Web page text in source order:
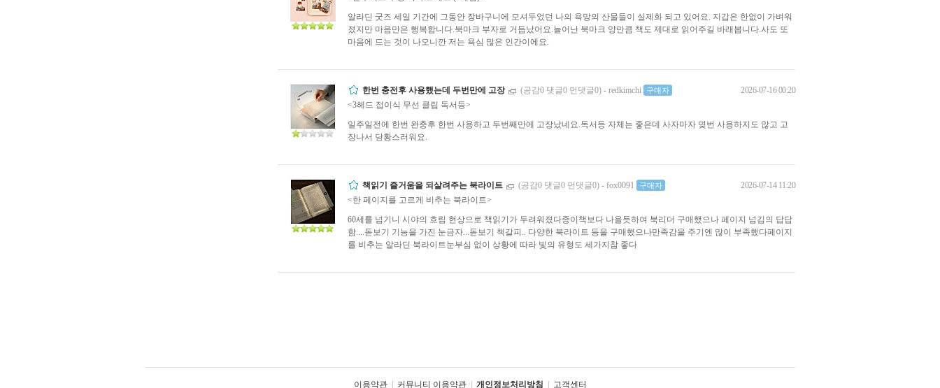
알라딘 굿즈 세일 기간에 그동안 장바구니에 모셔두었던 나의 욕망의 산물들이 실제화 되고 있어요. 지갑은 한없이 가벼워
졌지만 마음만은 행복합니다.북마크 부자로 거듭났어요.늘어난 북마크 양만큼 책도 제대로 읽어주길 바래봅니다.사도 또
마음에 드는 것이 나오니깐 저는 욕심 많은 인간이에요.
한번 충전후 사용했는데 두번만에 고장 (공감0 댓글0 먼댓글0) - redkimchi 구매자
<3헤드 접이식 무선 클립 독서등>
2026-07-16 00:20
일주일전에 한번 완충후 한번 사용하고 두번째만에 고장났네요.독서등 자체는 좋은데 사자마자 몆번 사용하지도 않고 고
장나서 당황스러워요.
책읽기 즐거움을 되살려주는 북라이트 (공감0 댓글0 먼댓글0) - fox0091 구매자
<한 페이지를 고르게 비추는 북라이트>
2026-07-14 11:20
60세를 넘기니 시야의 흐림 현상으로 책읽기가 두려워졌다종이책보다 나을듯하여 북리더 구매했으나 페이지 넘김의 답답
함....돋보기 기능을 가진 눈금자...돋보기 책갈피.. 다양한 북라이트 등을 구매했으나만족감을 주기엔 많이 부족했다페이지
를 비추는 알라딘 북라이트눈부심 없이 상황에 따라 빛의 유형도 세가지참 좋다
이용약관 커뮤니티 이용약관 개인정보처리방침 고객센터